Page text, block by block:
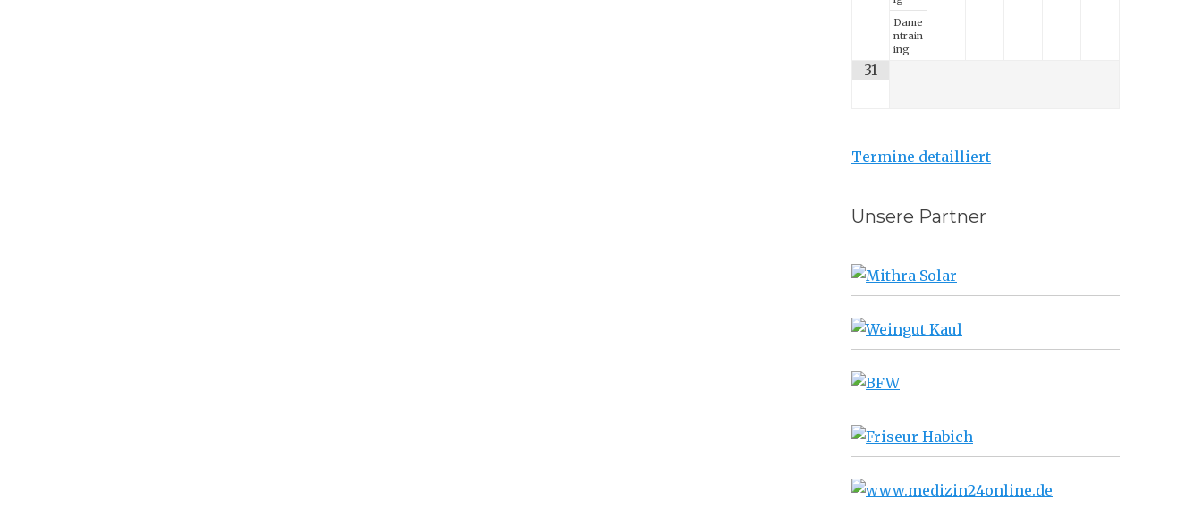
Dame
ntrain
ing
31
Termine detailliert
Unsere Partner